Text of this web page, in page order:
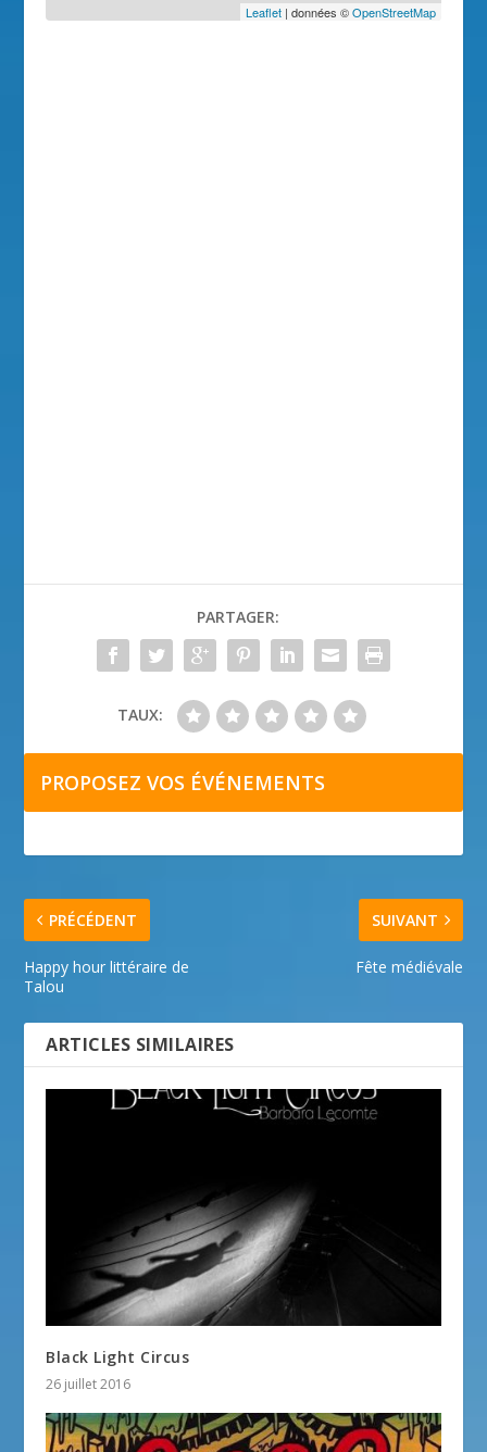
Leaflet| données ©OpenStreetMap
PARTAGER:
TAUX:
PROPOSEZ VOS ÉVÉNEMENTS
PRÉCÉDENT
Happy hour littéraire de
Talou
SUIVANT
Fête médiévale
ARTICLES SIMILAIRES
Black Light Circus
26 juillet 2016